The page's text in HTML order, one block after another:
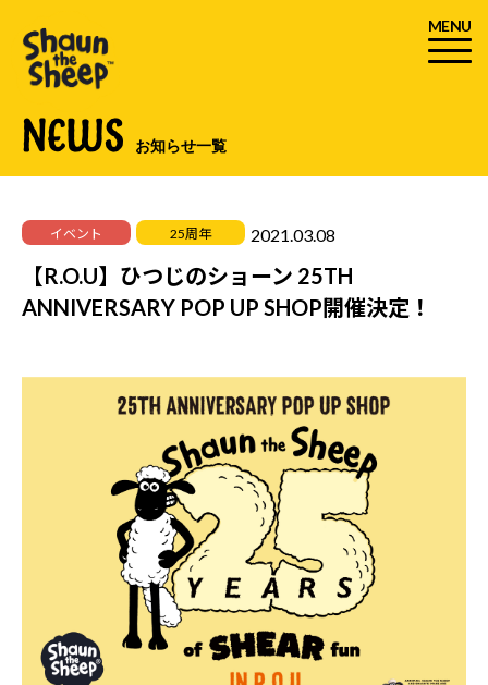
MENU
NEWS お知らせ一覧
イベント 25周年 2021.03.08
【R.O.U】ひつじのショーン 25TH
ANNIVERSARY POP UP SHOP開催決定！